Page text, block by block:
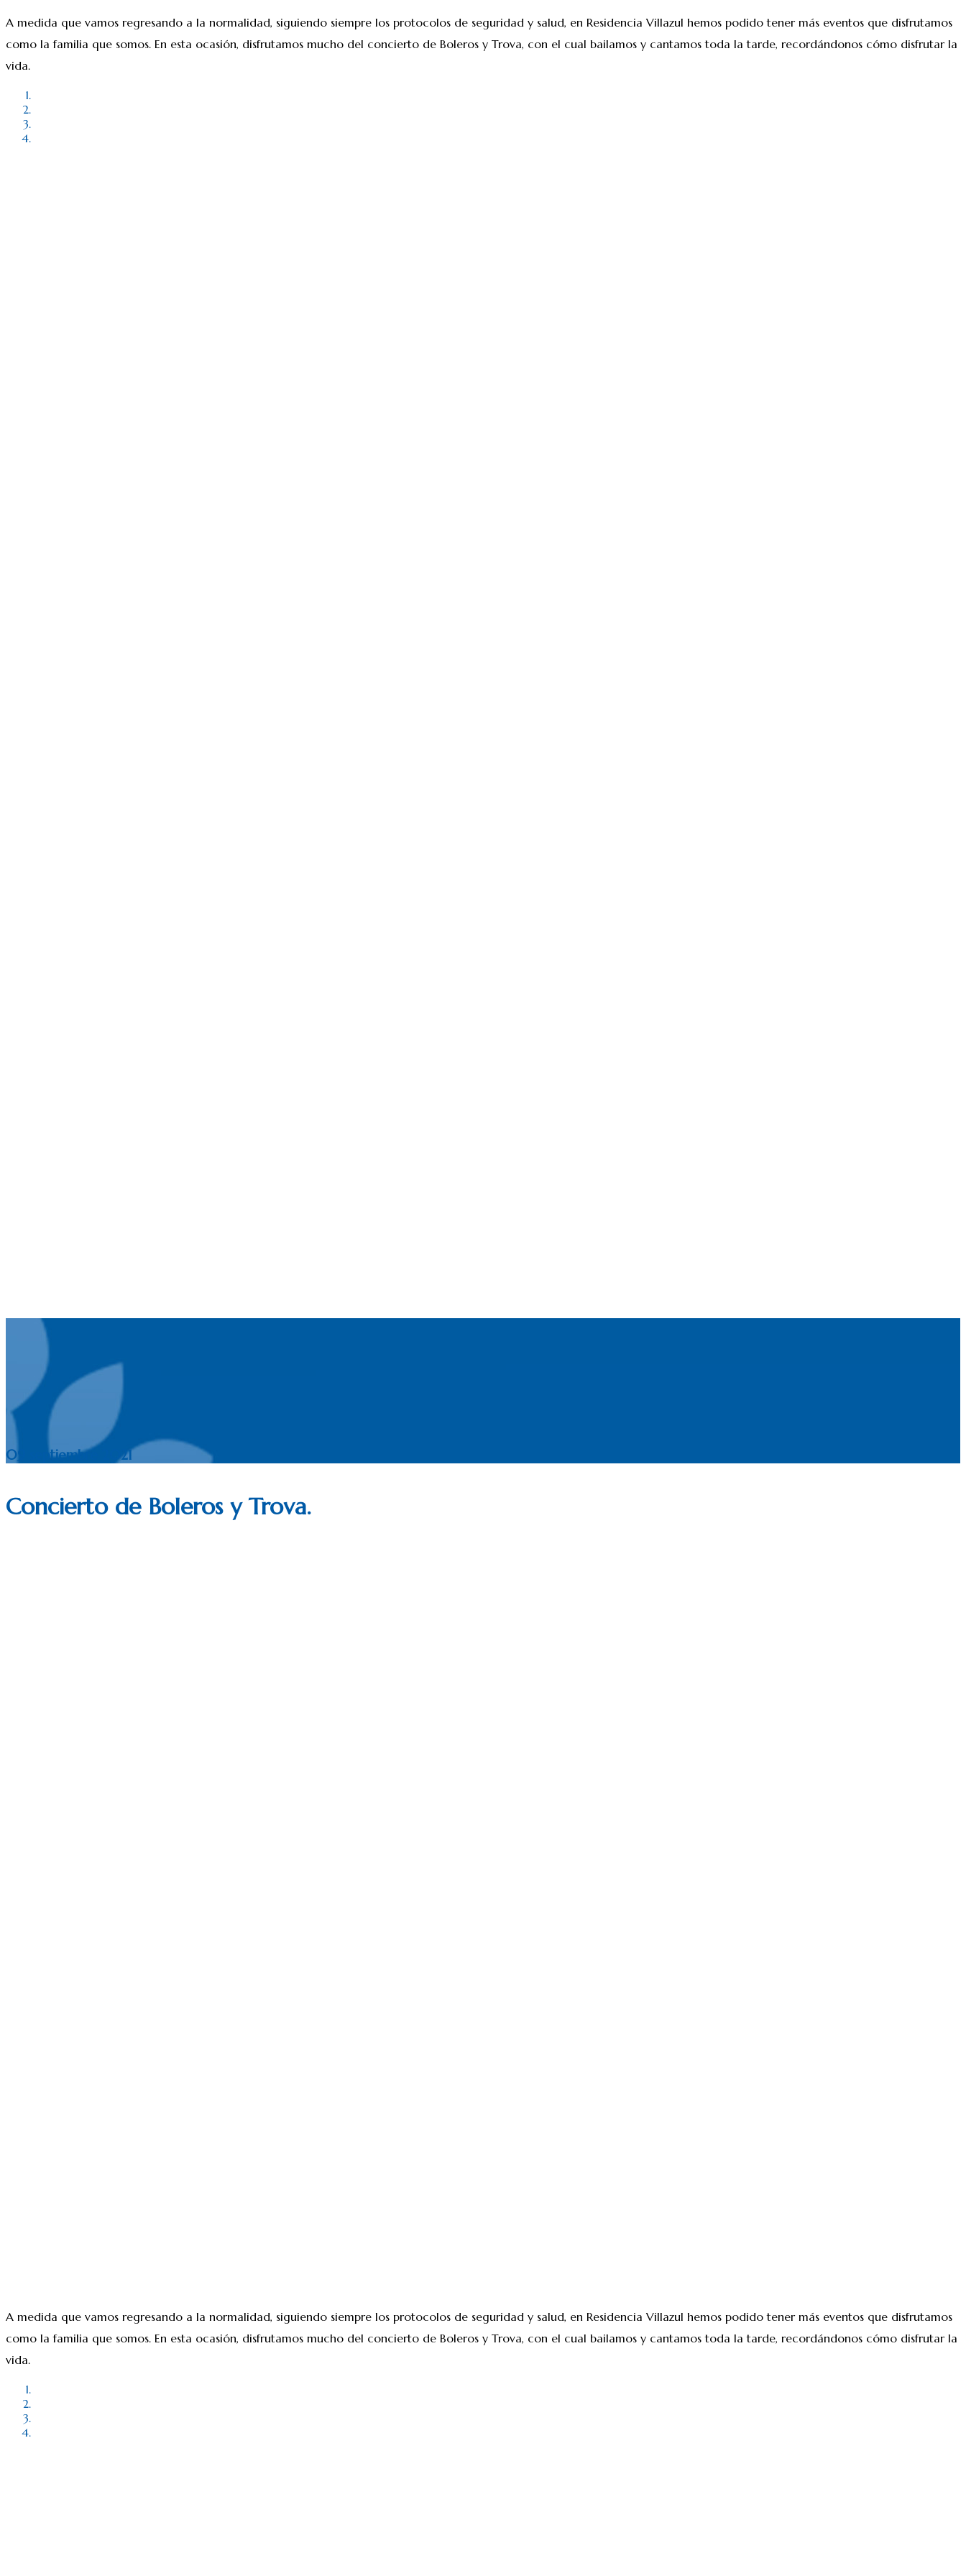
A medida que vamos regresando a la normalidad, siguiendo siempre los protocolos de seguridad y salud, en Residencia Villazul hemos podido tener más eventos que disfrutamos
como la familia que somos. En esta ocasión, disfrutamos mucho del concierto de Boleros y Trova, con el cual bailamos y cantamos toda la tarde, recordándonos cómo disfrutar la
vida.
09 septiembre 2021
Concierto de Boleros y Trova.
A medida que vamos regresando a la normalidad, siguiendo siempre los protocolos de seguridad y salud, en Residencia Villazul hemos podido tener más eventos que disfrutamos
como la familia que somos. En esta ocasión, disfrutamos mucho del concierto de Boleros y Trova, con el cual bailamos y cantamos toda la tarde, recordándonos cómo disfrutar la
vida.